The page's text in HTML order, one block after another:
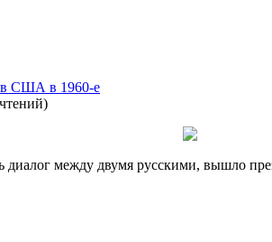
в США в 1960-е
)
диалог между двумя русскими, вышло